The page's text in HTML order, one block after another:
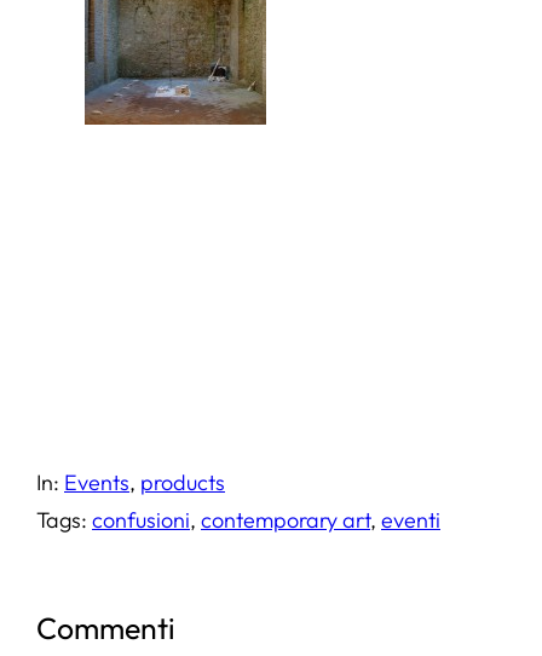
In: Events, products
Tags: confusioni, contemporary art, eventi
Commenti